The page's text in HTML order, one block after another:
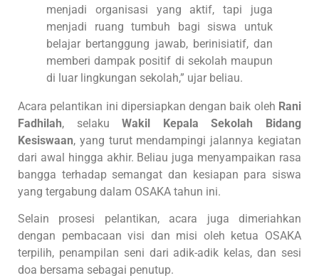
menjadi organisasi yang aktif, tapi juga
menjadi ruang tumbuh bagi siswa untuk
belajar bertanggung jawab, berinisiatif, dan
memberi dampak positif di sekolah maupun
di luar lingkungan sekolah,” ujar beliau.
Acara pelantikan ini dipersiapkan dengan baik oleh Rani
Fadhilah, selakuWakil Kepala Sekolah Bidang
Kesiswaan, yang turut mendampingi jalannya kegiatan
dari awal hingga akhir. Beliau juga menyampaikan rasa
bangga terhadap semangat dan kesiapan para siswa
yang tergabung dalam OSAKA tahun ini.
Selain prosesi pelantikan, acara juga dimeriahkan
dengan pembacaan visi dan misi oleh ketua OSAKA
terpilih, penampilan seni dari adik-adik kelas, dan sesi
doa bersama sebagai penutup.